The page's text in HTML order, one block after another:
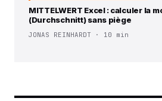
MITTELWERT Excel : calculer la
(Durchschnitt) sans piège
JONAS REINHARDT · 10 min